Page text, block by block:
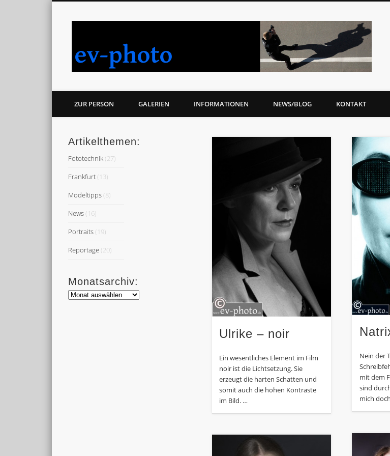
ZUR PERSON GALERIEN INFORMATIONEN NEWS/BLOG KONTAKT
Ulrike – noir
Ein wesentliches Element im Film
noir ist die Lichtsetzung. Sie
erzeugt die harten Schatten und
somit auch die hohen Kontraste
im Bild. …
Nein der
mit dem
sind
mich
Artikelthemen:
Fototechnik(27)
Frankfurt(13)
Modeltipps(8)
News(16)
Portraits(19)
Reportage(20)
Monatsarchiv:
Monatsarchiv: